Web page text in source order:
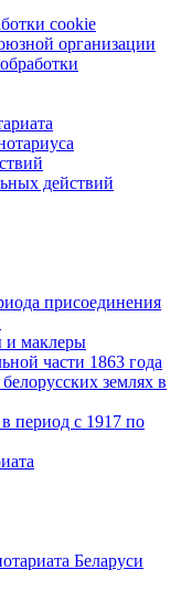
cookie
организации
действий
присоединения
и маклеры
части 1863 года
землях в
период с 1917 по
Беларуси